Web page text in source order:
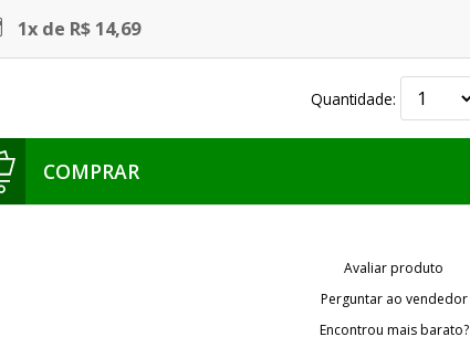
1x de R$ 14,69
Quantidade:
COMPRAR
Avaliar produto
Perguntar ao vendedor
Encontrou mais barato?